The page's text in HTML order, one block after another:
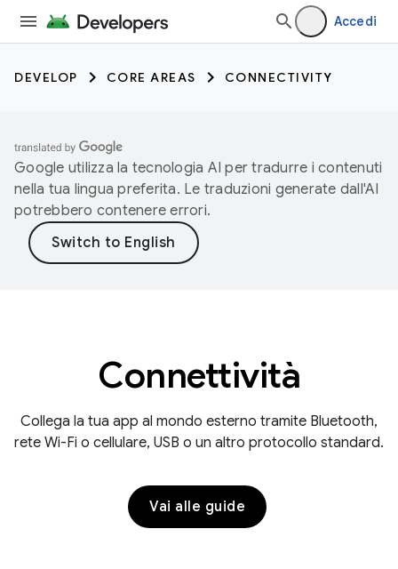
Accedi
DEVELOP CORE AREAS CONNECTIVITY
Google utilizza la tecnologia AI per tradurre i contenuti
nella tua lingua preferita. Le traduzioni generate dall'AI
potrebbero contenere errori.
Connettività
Collega la tua app al mondo esterno tramite Bluetooth,
rete Wi-Fi o cellulare, USB o un altro protocollo standard.
Vai alle guide